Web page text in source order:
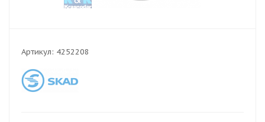
Артикул: 4252208